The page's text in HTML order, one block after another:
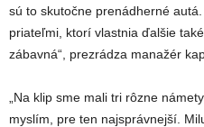
sú to skutočne prenádherné
priateľmi, ktorí vlastnia ďalšie
zábavná“, prezrádza manažér
„Na klip sme mali tri rôzne
myslím, pre ten najsprávnejší.